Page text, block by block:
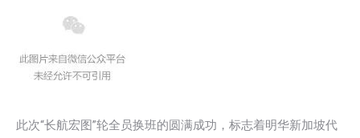
此次“长航宏图”轮全员换班的圆满成功，标志着明华新加坡代